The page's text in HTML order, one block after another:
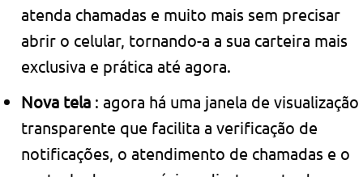
atenda chamadas e muito mais sem precisar
abrir o celular, tornando-a a sua carteira mais
exclusiva e prática até agora.
Nova tela : agora há uma janela de visualização
transparente que facilita a verificação de
notificações, o atendimento de chamadas e o